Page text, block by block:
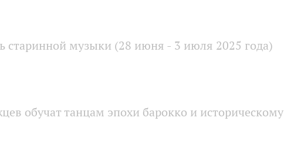
старинной музыки (28 июня - 3 июля 2025 года)
обучат танцам эпохи барокко и историческому